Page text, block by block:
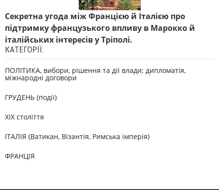
Секретна угода між Францією й Італією про
підтримку французького впливу в Марокко й
італійських інтересів у Тріполі.
КАТЕГОРІЇ:
ПОЛІТИКА, вибори, рішення та дії влади; дипломатія,
міжнародні договори
ГРУДЕНЬ (події)
XIX століття
ІТАЛІЯ (Ватикан, Візантія, Римська імперія)
ФРАНЦІЯ